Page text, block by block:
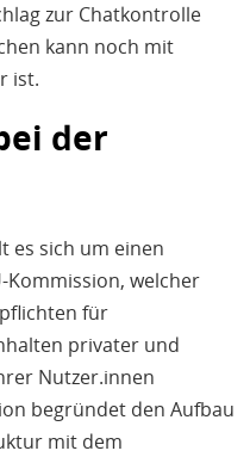
zur Chatkontrolle
kann noch mit
ist.
der
es sich um einen
welcher
für
privater und
Nutzer.innen
begründet den Aufbau
mit dem